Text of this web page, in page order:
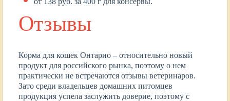
Отзывы
Корма для кошек Онтарио – относительно новый
продукт для российского рынка, поэтому о нем
практически не встречаются отзывы ветеринаров.
Зато среди владельцев домашних питомцев
продукция успела заслужить доверие, поэтому с